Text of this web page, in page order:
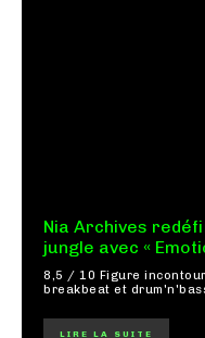
Nia Archives
jungle avec «
8,5 / 10 Figure incontournable du renouveau de la scène
breakbeat et
LIRE LA SUITE